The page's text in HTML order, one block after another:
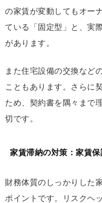
の家賃が変動してもオー
ている「固定型」と、実
があります。
また住宅設備の交換など
こともあります。さらに
ため、契約書を隅々まで
切です。
家賃滞納の対策：家賃保
財務体質のしっかりした
ポイントです。リスクヘ